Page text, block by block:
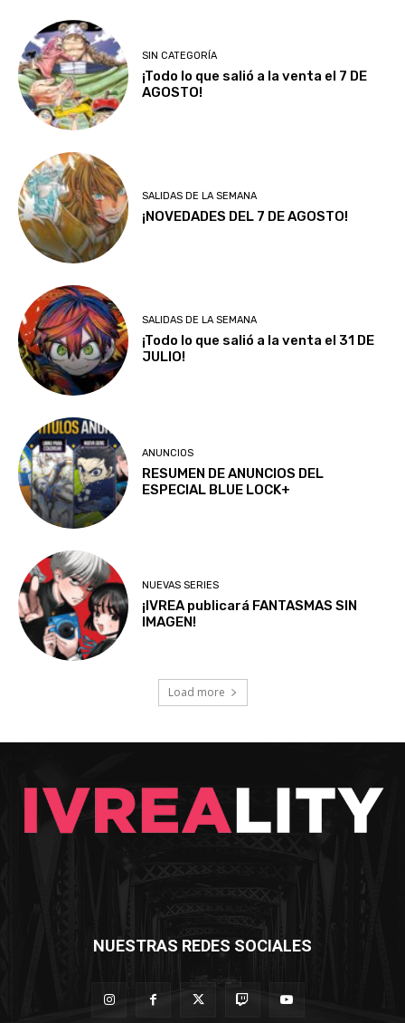
SIN CATEGORÍA
¡Todo lo que salió a la venta el 7 DE
AGOSTO!
SALIDAS DE LA SEMANA
¡NOVEDADES DEL 7 DE AGOSTO!
SALIDAS DE LA SEMANA
¡Todo lo que salió a la venta el 31 DE
JULIO!
ANUNCIOS
RESUMEN DE ANUNCIOS DEL
ESPECIAL BLUE LOCK+
NUEVAS SERIES
¡IVREA publicará FANTASMAS SIN
IMAGEN!
Load more
NUESTRAS REDES SOCIALES